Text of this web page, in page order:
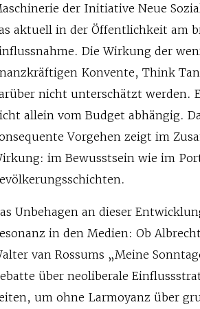
der Initiative Neue
aktuell in der Öffentlichkeit am
Die Wirkung der
Konvente, Think
nicht unterschätzt werden.
allein vom Budget abhängig.
Vorgehen zeigt im
im Bewusstsein wie im
Unbehagen an dieser
in den Medien: Ob
van Rossums „Meine
über neoliberale
um ohne Larmoyanz über